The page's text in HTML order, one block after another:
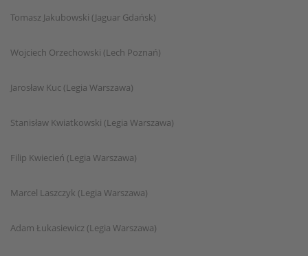
Tomasz Jakubowski (Jaguar Gdańsk)
Wojciech Orzechowski (Lech Poznań)
Jarosław Kuc (Legia Warszawa)
Stanisław Kwiatkowski (Legia Warszawa)
Filip Kwiecień (Legia Warszawa)
Marcel Laszczyk (Legia Warszawa)
Adam Łukasiewicz (Legia Warszawa)